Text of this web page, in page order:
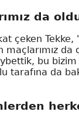
da
çeken
maçlarımız
bu
tarafına da